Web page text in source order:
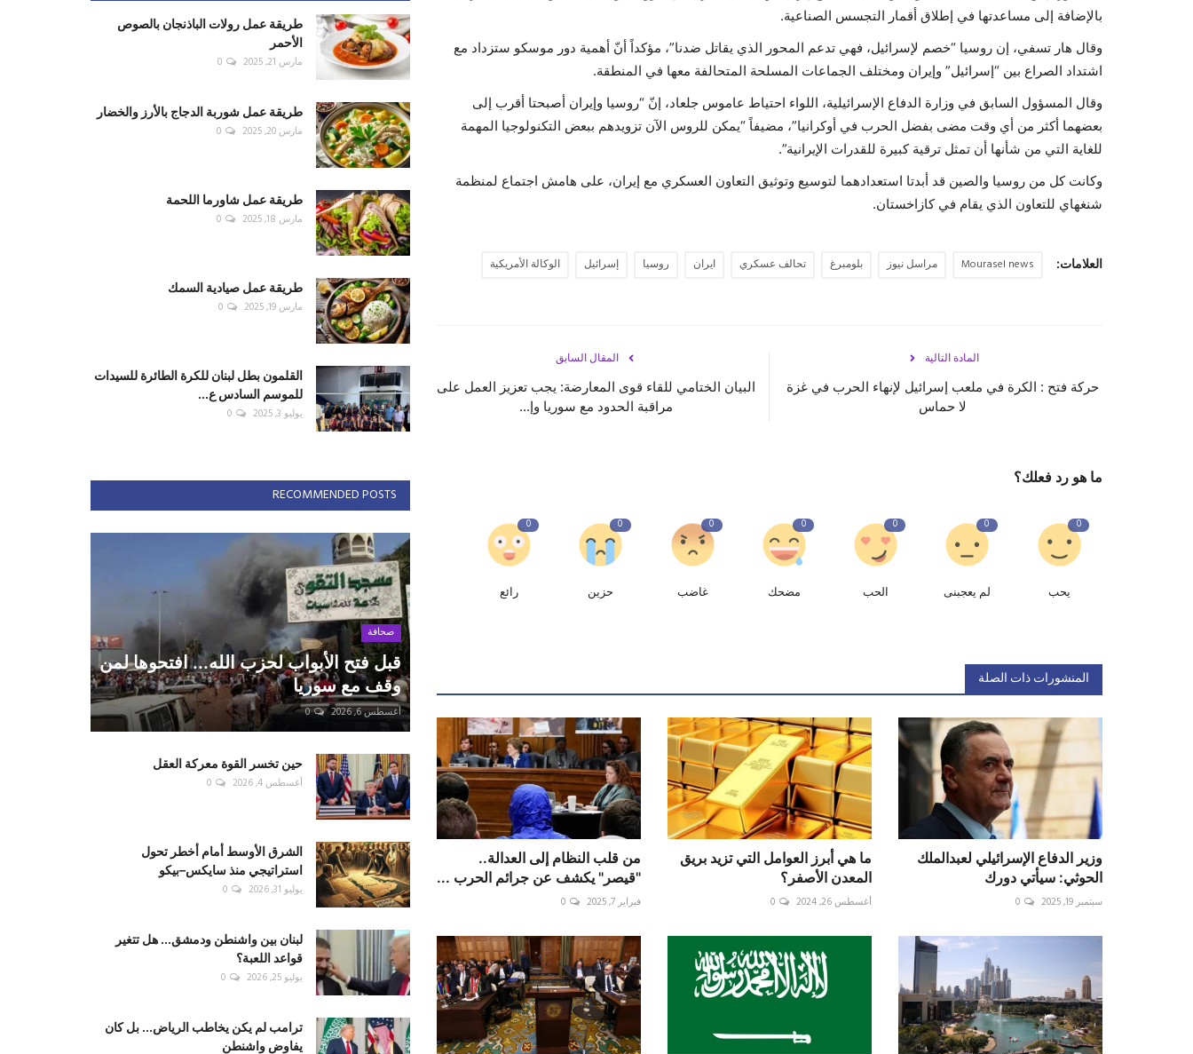
بالإضافة إلى مساعدتها في إطلاق أقمار التجسس الصناعية.
وقال هار تسفي، إن روسيا “خصم لإسرائيل، فهي تدعم المحور الذي يقاتل ضدنا”، مؤكداً أنّ أهمية دور موسكو ستزداد مع
اشتداد الصراع بين “إسرائيل” وإيران ومختلف الجماعات المسلحة المتحالفة معها في المنطقة.
وقال المسؤول السابق في وزارة الدفاع الإسرائيلية، اللواء احتياط عاموس جلعاد، إنّ “روسيا وإيران أصبحتا أقرب إلى
بعضهما أكثر من أي وقت مضى بفضل الحرب في أوكرانيا”، مضيفاً “يمكن للروس الآن تزويدهم ببعض التكنولوجيا المهمة
للغاية التي من شأنها أن تمثل ترقية كبيرة للقدرات الإيرانية”.
وكانت كل من روسيا والصين قد أبدتا استعدادهما لتوسيع وتوثيق التعاون العسكري مع إيران، على هامش اجتماع لمنظمة
شنغهاي للتعاون الذي يقام في كازاخستان.
العلامات: Mourasel news مراسل نيوز بلومبرغ تحالف عسكري ايران روسيا إسرائيل الوكالة الأمريكية
المقال السابق
البيان الختامي للقاء قوى المعارضة: يجب تعزيز العمل على
مراقبة الحدود مع سوريا وإ...
المادة التالية
حركة فتح : الكرة في ملعب إسرائيل لإنهاء الحرب في غزة
لا حماس
ما هو رد فعلك؟
0
يحب
0
لم يعجبنى
0
الحب
0
مضحك
0
غاضب
0
حزين
0
رائع
المنشورات ذات الصلة
وزير الدفاع الإسرائيلي لعبدالملك
الحوثي: سيأتي دورك
سبتمبر 19, 2025 0
ما هي أبرز العوامل التي تزيد بريق
المعدن الأصفر؟
أغسطس 26, 2024 0
من قلب النظام إلى العدالة..
"قيصر" يكشف عن جرائم الحرب ...
فبراير 7, 2025 0
طريقة عمل رولات الباذنجان بالصوص
الأحمر
مارس 21, 2025 0
طريقة عمل شوربة الدجاج بالأرز والخضار
مارس 20, 2025 0
طريقة عمل شاورما اللحمة
مارس 18, 2025 0
طريقة عمل صيادية السمك
مارس 19, 2025 0
القلمون بطل لبنان للكرة الطائرة للسيدات
للموسم السادس ع...
يوليو 3, 2025 0
RECOMMENDED POSTS
صحافة
قبل فتح الأبواب لحزب الله... افتحوها لمن
وقف مع سوريا
أغسطس 6, 2026 0
حين تخسر القوة معركة العقل
أغسطس 4, 2026 0
الشرق الأوسط أمام أخطر تحول
استراتيجي منذ سايكس–بيكو
يوليو 31, 2026 0
لبنان بين واشنطن ودمشق... هل تتغير
قواعد اللعبة؟
يوليو 25, 2026 0
ترامب لم يكن يخاطب الرياض... بل كان
يفاوض واشنطن